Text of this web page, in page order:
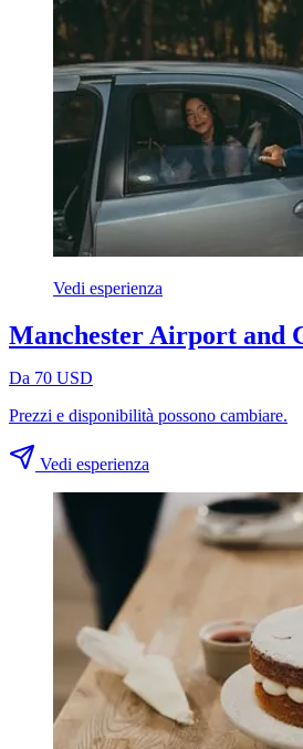
Vedi esperienza
Manchester Airport and
Da 70 USD
Prezzi e disponibilità possono cambiare.
Vedi esperienza